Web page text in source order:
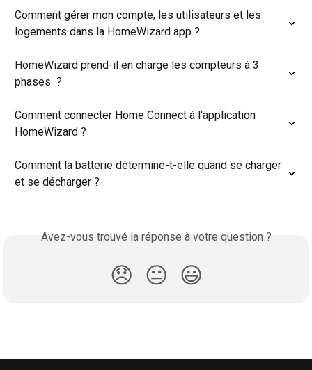
Comment gérer mon compte, les utilisateurs et les
logements dans la HomeWizard app ?
HomeWizard prend-il en charge les compteurs à 3
phases  ?
Comment connecter Home Connect à l'application
HomeWizard ?
Comment la batterie détermine-t-elle quand se charger
et se décharger ?
Avez-vous trouvé la réponse à votre question ?
😞 😐 😃